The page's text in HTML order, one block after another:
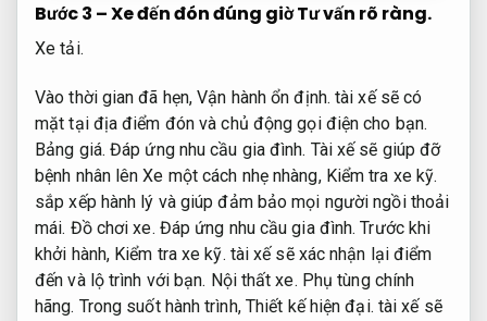
Bước 3 – Xe đến đón đúng giờTư vấn rõ ràng.
Xe tải.
Vào thời gian đã hẹn,Vận hành ổn định. tài xế sẽ có
mặt tại địa điểm đón và chủ động gọi điện cho bạn.
Bảng giá. Đáp ứng nhu cầu gia đình. Tài xế sẽ giúp đỡ
bệnh nhân lên Xe một cách nhẹ nhàng, Kiểm tra xe kỹ.
sắp xếp hành lý và giúp đảm bảo mọi người ngồi thoải
mái. Đồ chơi xe. Đáp ứng nhu cầu gia đình. Trước khi
khởi hành, Kiểm tra xe kỹ. tài xế sẽ xác nhận lại điểm
đến và lộ trình với bạn. Nội thất xe. Phụ tùng chính
hãng. Trong suốt hành trình, Thiết kế hiện đại. tài xế sẽ